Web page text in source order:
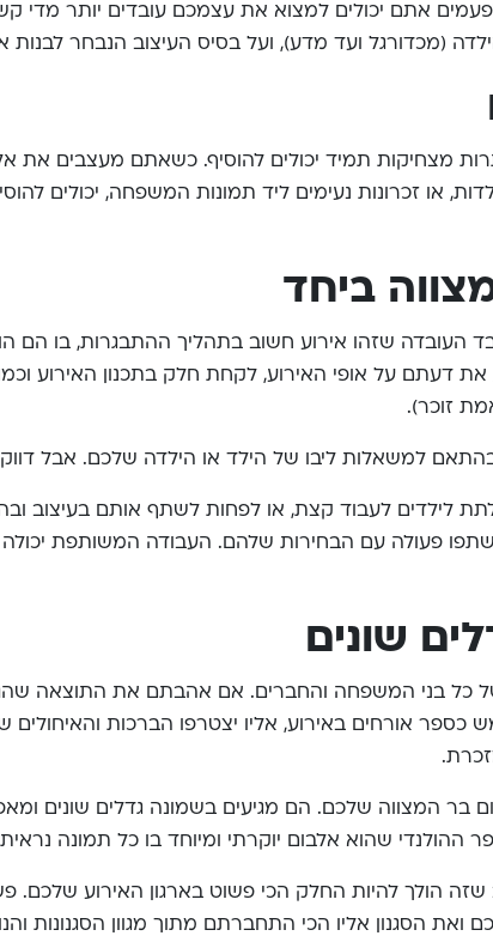
אתם יכולים למצוא את עצמכם עובדים יותר מדי
(מכדורגל ועד מדע), ועל בסיס העיצוב הנבחר
מצחיקות תמיד יכולים להוסיף. כשאתם מעצבים את
או זכרונות נעימים ליד תמונות המשפחה, יכולים
ביחד
העובדה שזהו אירוע חשוב בתהליך ההתבגרות, בו הם
דעתם על אופי האירוע, לקחת חלק בתכנון האירוע
זוכר).
למשאלות ליבו של הילד או הילדה שלכם. אבל
לילדים לעבוד קצת, או לפחות לשתף אותם בעיצוב
פעולה עם הבחירות שלהם. העבודה המשותפת יכולה
שונים
של כל בני המשפחה והחברים. אם אהבתם את התוצאה
אורחים באירוע, אליו יצטרפו הברכות והאיחולים
בר המצווה שלכם. הם מגיעים בשמונה גדלים שונים
ההולנדי שהוא אלבום יוקרתי ומיוחד בו כל תמונה
הולך להיות החלק הכי פשוט בארגון האירוע שלכם.
הסגנון אליו הכי התחברתם מתוך מגוון הסגנונות